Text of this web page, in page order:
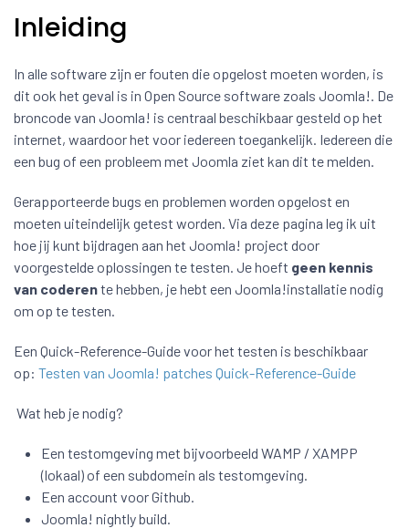
Inleiding
In alle software zijn er fouten die opgelost moeten worden, is
dit ook het geval is in Open Source software zoals Joomla!. De
broncode van Joomla! is centraal beschikbaar gesteld op het
internet, waardoor het voor iedereen toegankelijk. Iedereen die
een bug of een probleem met Joomla ziet kan dit te melden.
Gerapporteerde bugs en problemen worden opgelost en
moeten uiteindelijk getest worden. Via deze pagina leg ik uit
hoe jij kunt bijdragen aan het Joomla! project door
voorgestelde oplossingen te testen. Je hoeft geen kennis
van coderente hebben, je hebt een Joomla!installatie nodig
om op te testen.
Een Quick-Reference-Guide voor het testen is beschikbaar
op: Testen van Joomla! patches Quick-Reference-Guide
Wat heb je nodig?
Een testomgeving met bijvoorbeeld WAMP / XAMPP
(lokaal) of een subdomein als testomgeving.
Een account voor Github.
Joomla! nightly build.